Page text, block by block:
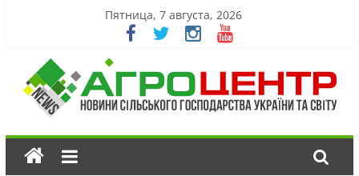
Пятница, 7 августа, 2026